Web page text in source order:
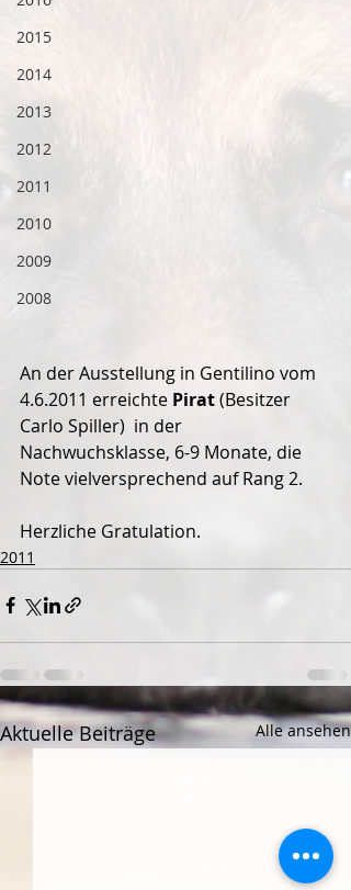
2015
2014
2013
2012
2011
2010
2009
2008
An der Ausstellung in Gentilino vom
4.6.2011 erreichte Pirat (Besitzer
Carlo Spiller)  in der
Nachwuchsklasse, 6-9 Monate, die
Note vielversprechend auf Rang 2.
Herzliche Gratulation.
2011
Aktuelle Beiträge Alle ansehen